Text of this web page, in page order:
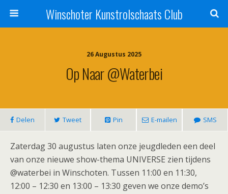
Winschoter Kunstrolschaats Club
26 Augustus 2025
Op Naar @waterbei
Delen Tweet Pin E-mailen SMS
Zaterdag 30 augustus laten onze jeugdleden een deel
van onze nieuwe show-thema UNIVERSE zien tijdens
@waterbei in Winschoten. Tussen 11:00 en 11:30,
12:00 – 12:30 en 13:00 – 13:30 geven we onze demo’s